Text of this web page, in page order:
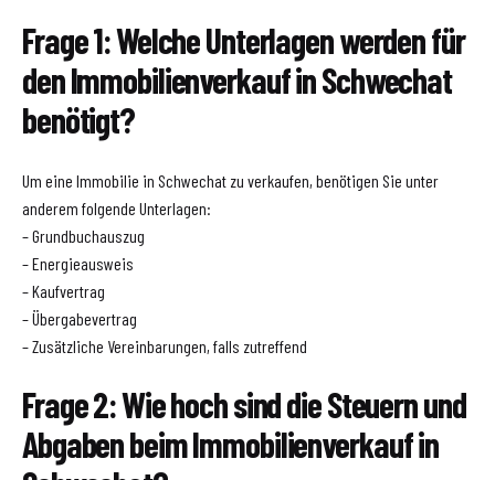
Frage 1: Welche Unterlagen werden für
den Immobilienverkauf in Schwechat
benötigt?
Um eine Immobilie in Schwechat zu verkaufen, benötigen Sie unter
anderem folgende Unterlagen:
– Grundbuchauszug
– Energieausweis
– Kaufvertrag
– Übergabevertrag
– Zusätzliche Vereinbarungen, falls zutreffend
Frage 2: Wie hoch sind die Steuern und
Abgaben beim Immobilienverkauf in